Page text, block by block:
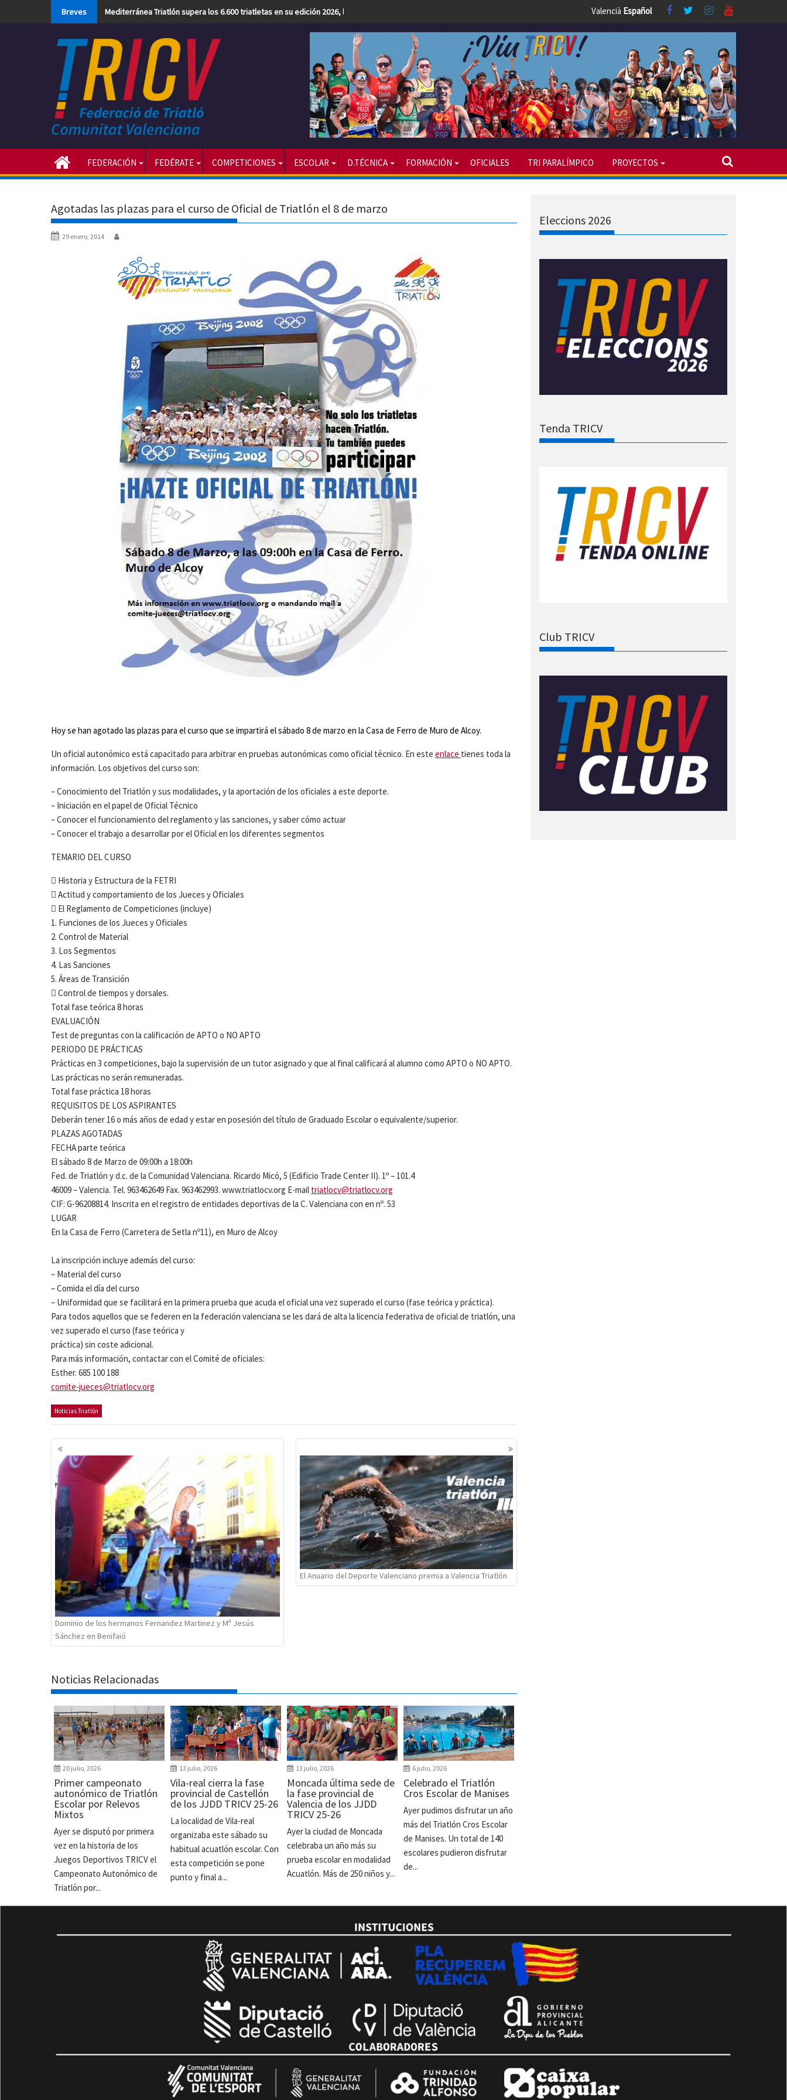
Breves Mediterránea Triatlón supera los 6.600 triatletas en su edición 2026, la más numerosa hasta la fecha Valencià Español
FEDERACIÓN FEDÉRATE COMPETICIONES ESCOLAR D.TÉCNICA FORMACIÓN OFICIALES TRI PARALÍMPICO PROYECTOS
Agotadas las plazas para el curso de Oficial de Triatlón el 8 de marzo
29 enero, 2014
Hoy se han agotado las plazas para el curso que se impartirá el sábado 8 de marzo en la Casa de Ferro de Muro de Alcoy.
Un oficial autonómico está capacitado para arbitrar en pruebas autonómicas como oficial técnico. En este enlace tienes toda la
información. Los objetivos del curso son:
– Conocimiento del Triatlón y sus modalidades, y la aportación de los oficiales a este deporte.
– Iniciación en el papel de Oficial Técnico
– Conocer el funcionamiento del reglamento y las sanciones, y saber cómo actuar
– Conocer el trabajo a desarrollar por el Oficial en los diferentes segmentos
TEMARIO DEL CURSO
 Historia y Estructura de la FETRI
 Actitud y comportamiento de los Jueces y Oficiales
 El Reglamento de Competiciones (incluye)
1. Funciones de los Jueces y Oficiales
2. Control de Material
3. Los Segmentos
4. Las Sanciones
5. Áreas de Transición
 Control de tiempos y dorsales.
Total fase teórica 8 horas
EVALUACIÓN
Test de preguntas con la calificación de APTO o NO APTO
PERIODO DE PRÁCTICAS
Prácticas en 3 competiciones, bajo la supervisión de un tutor asignado y que al final calificará al alumno como APTO o NO APTO.
Las prácticas no serán remuneradas.
Total fase práctica 18 horas
REQUISITOS DE LOS ASPIRANTES
Deberán tener 16 o más años de edad y estar en posesión del título de Graduado Escolar o equivalente/superior.
PLAZAS AGOTADAS
FECHA parte teórica
El sábado 8 de Marzo de 09:00h a 18:00h
Fed. de Triatlón y d.c. de la Comunidad Valenciana. Ricardo Micó, 5 (Edificio Trade Center II). 1º – 101.4
46009 – Valencia. Tel. 963462649 Fax. 963462993. www.triatlocv.org E-mail triatlocv@triatlocv.org
CIF: G-96208814. Inscrita en el registro de entidades deportivas de la C. Valenciana con en nº. 53
LUGAR
En la Casa de Ferro (Carretera de Setla nº11), en Muro de Alcoy
La inscripción incluye además del curso:
– Material del curso
– Comida el día del curso
– Uniformidad que se facilitará en la primera prueba que acuda el oficial una vez superado el curso (fase teórica y práctica).
Para todos aquellos que se federen en la federación valenciana se les dará de alta la licencia federativa de oficial de triatlón, una
vez superado el curso (fase teórica y
práctica) sin coste adicional.
Para más información, contactar con el Comité de oficiales:
Esther. 685 100 188
comite-jueces@triatlocv.org
Noticias Triatlón
Navegación
de
entradas
Dominio de los hermanos Fernandez Martinez y Mª Jesús
Sánchez en Benifaió
El Anuario del Deporte Valenciano premia a Valencia Triatlón
Noticias Relacionadas
20 julio, 2026
Primer campeonato
autonómico de Triatlón
Escolar por Relevos
Mixtos
Ayer se disputó por primera
vez en la historia de los
Juegos Deportivos TRICV el
Campeonato Autonómico de
Triatlón por...
13 julio, 2026
Vila-real cierra la fase
provincial de Castellón
de los JJDD TRICV 25-26
La localidad de Vila-real
organizaba este sábado su
habitual acuatlón escolar. Con
esta competición se pone
punto y final a...
13 julio, 2026
Moncada última sede de
la fase provincial de
Valencia de los JJDD
TRICV 25-26
Ayer la ciudad de Moncada
celebraba un año más su
prueba escolar en modalidad
Acuatlón. Más de 250 niños y...
6 julio, 2026
Celebrado el Triatlón
Cros Escolar de Manises
Ayer pudimos disfrutar un año
más del Triatlón Cros Escolar
de Manises. Un total de 140
escolares pudieron disfrutar
de...
Eleccions 2026
Tenda TRICV
Club TRICV